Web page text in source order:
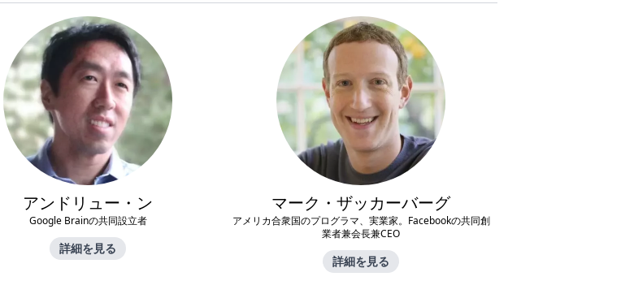
アンドリュー・ン
Google Brainの共同設立者
詳細を見る
マーク・ザッカーバーグ
アメリカ合衆国のプログラマ、実業家。Facebookの共同創
業者兼会長兼CEO
詳細を見る